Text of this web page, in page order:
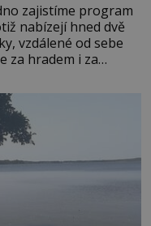
zajistíme program
nabízejí hned dvě
vzdálené od sebe
za hradem i za
vznikla někdy
zaznamenali